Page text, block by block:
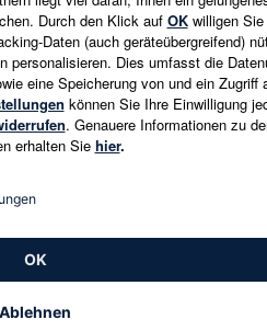
E-Mail-Adresse eingeben
Es gelten die Datenschutzrichtlinien